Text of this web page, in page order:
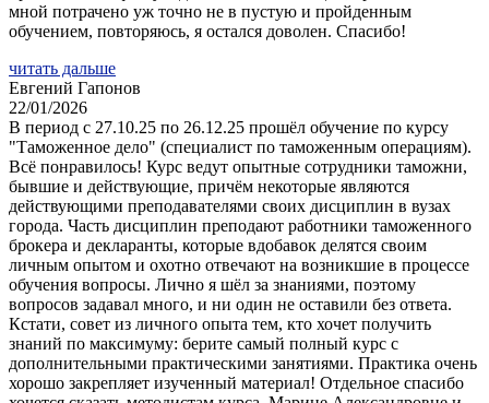
мной потрачено уж точно не в пустую и пройденным
обучением, повторяюсь, я остался доволен. Спасибо!
читать дальше
Евгений Гапонов
22/01/2026
В период с 27.10.25 по 26.12.25 прошёл обучение по курсу
"Таможенное дело" (специалист по таможенным операциям).
Всё понравилось! Курс ведут опытные сотрудники таможни,
бывшие и действующие, причём некоторые являются
действующими преподавателями своих дисциплин в вузах
города. Часть дисциплин преподают работники таможенного
брокера и декларанты, которые вдобавок делятся своим
личным опытом и охотно отвечают на возникшие в процессе
обучения вопросы. Лично я шёл за знаниями, поэтому
вопросов задавал много, и ни один не оставили без ответа.
Кстати, совет из личного опыта тем, кто хочет получить
знаний по максимуму: берите самый полный курс с
дополнительными практическими занятиями. Практика очень
хорошо закрепляет изученный материал! Отдельное спасибо